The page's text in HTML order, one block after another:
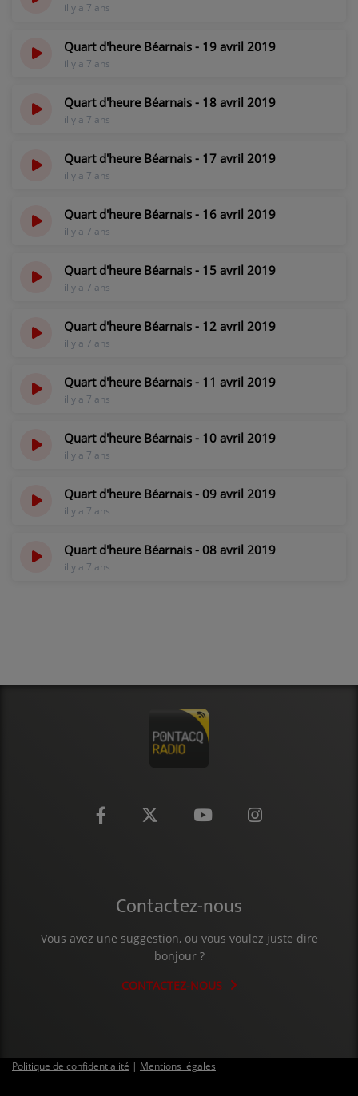
il y a 7 ans
Quart d'heure Béarnais - 19 avril 2019
il y a 7 ans
Quart d'heure Béarnais - 18 avril 2019
il y a 7 ans
Quart d'heure Béarnais - 17 avril 2019
il y a 7 ans
Quart d'heure Béarnais - 16 avril 2019
il y a 7 ans
Quart d'heure Béarnais - 15 avril 2019
il y a 7 ans
Quart d'heure Béarnais - 12 avril 2019
il y a 7 ans
Quart d'heure Béarnais - 11 avril 2019
il y a 7 ans
Quart d'heure Béarnais - 10 avril 2019
il y a 7 ans
Quart d'heure Béarnais - 09 avril 2019
il y a 7 ans
Quart d'heure Béarnais - 08 avril 2019
il y a 7 ans
Contactez-nous
Vous avez une suggestion, ou vous voulez juste dire
bonjour ?
CONTACTEZ-NOUS
Politique de confidentialité | Mentions légales